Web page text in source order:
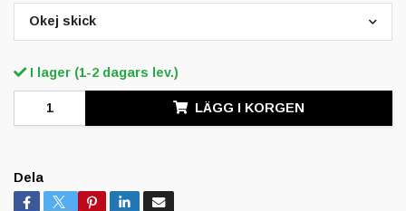
Okej skick
I lager (1-2 dagars lev.)
LÄGG I KORGEN
Dela